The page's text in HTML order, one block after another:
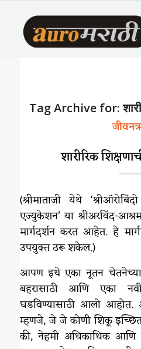
Tag Archive for:
शारीरिक
(श्रीमाताजी येथे
एज्युकेशन’ या श्रीअरविंद-
मार्गदर्शन करत आहेत. हे
उपयुक्त ठरू शकेल.)
आपण इथे एका नूतन चेतनेच्या
बहरासाठी आणि एका
घडविण्यासाठी आलो
म्हणजे, जे जे कोणी शिकू
की, नेहमी अधिकाधिक आणि